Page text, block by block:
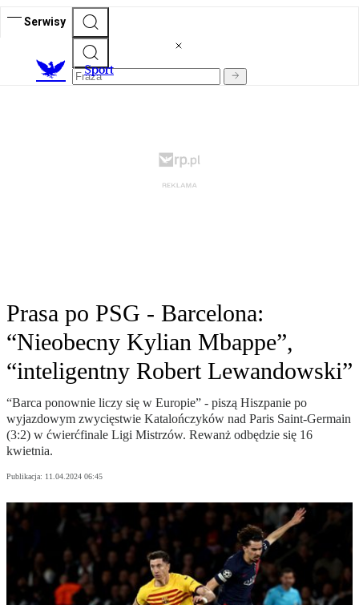
Serwisy
Sport
Prasa po PSG - Barcelona:
“Nieobecny Kylian Mbappe”,
“inteligentny Robert Lewandowski”
“Barca ponownie liczy się w Europie” - piszą Hiszpanie po
wyjazdowym zwycięstwie Katalończyków nad Paris Saint-Germain
(3:2) w ćwierćfinale Ligi Mistrzów. Rewanż odbędzie się 16
kwietnia.
Publikacja: 11.04.2024 06:45